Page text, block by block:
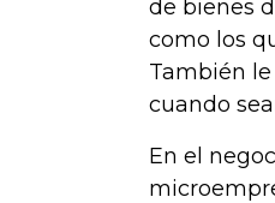
de bienes
como los
También
cuando
En el